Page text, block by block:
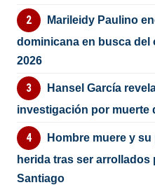
Marileidy Paulino
dominicana en busca del
2026
Hansel García
investigación por muerte
Hombre muere y
herida tras ser arrollados
Santiago